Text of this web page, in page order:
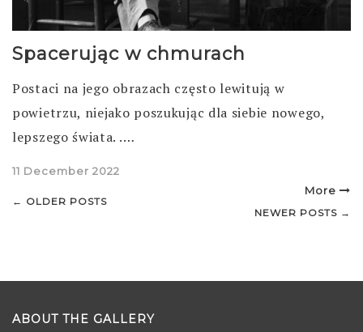
Spacerując w chmurach
Postaci na jego obrazach często lewitują w
powietrzu, niejako poszukując dla siebie nowego,
lepszego świata. .…
Posted
11 December 2022
More
Nawigacja
← OLDER POSTS
NEWER POSTS →
ABOUT THE GALLERY